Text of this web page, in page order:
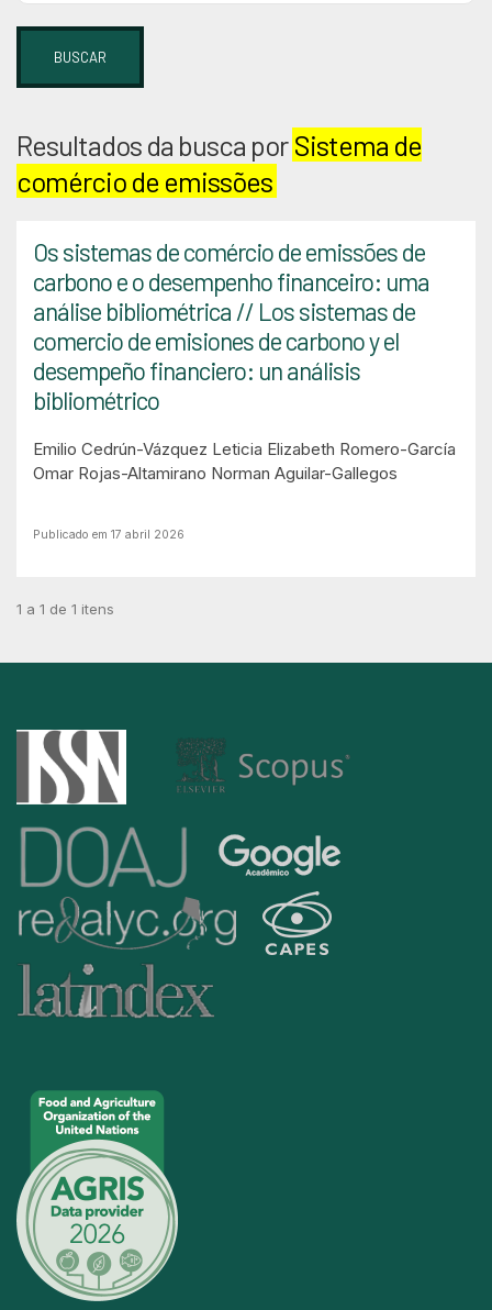
BUSCAR
Resultados da busca porSistema de
comércio de emissões
Os sistemas de comércio de emissões de
carbono e o desempenho financeiro: uma
análise bibliométrica // Los sistemas de
comercio de emisiones de carbono y el
desempeño financiero: un análisis
bibliométrico
Emilio Cedrún-Vázquez Leticia Elizabeth Romero-García
Omar Rojas-Altamirano Norman Aguilar-Gallegos
Publicado em 17 abril 2026
1 a 1 de 1 itens